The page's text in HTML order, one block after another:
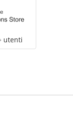
utenti